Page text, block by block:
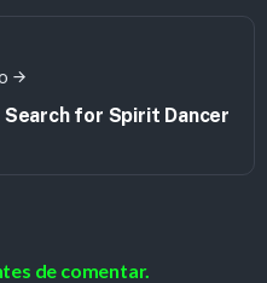
Search for Spirit Dancer
de comentar.